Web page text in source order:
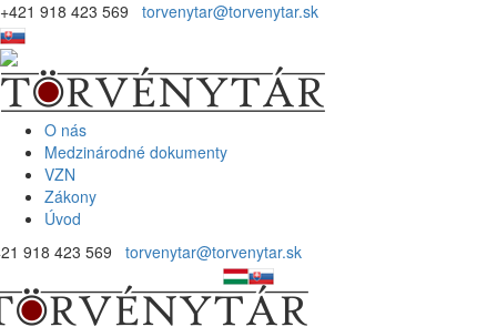
+421 918 423 569 torvenytar@torvenytar.sk
O nás
Medzinárodné dokumenty
VZN
Zákony
Úvod
918 423 569 torvenytar@torvenytar.sk